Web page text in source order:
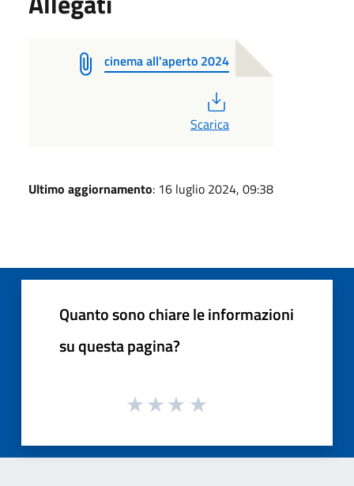
cinema all'aperto 2024
Scarica
Ultimo aggiornamento: 16 luglio 2024, 09:38
Quanto sono chiare le informazioni
su questa pagina?